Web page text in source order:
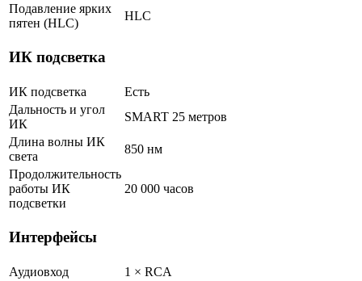
Подавление ярких
пятен (HLC)
HLC
ИК подсветка
ИК подсветка
Есть
Дальность и угол
ИК
SMART 25 метров
Длина волны ИК
света
850 нм
Продолжительность
работы ИК
подсветки
20 000 часов
Интерфейсы
Аудиовход 1 × RCA